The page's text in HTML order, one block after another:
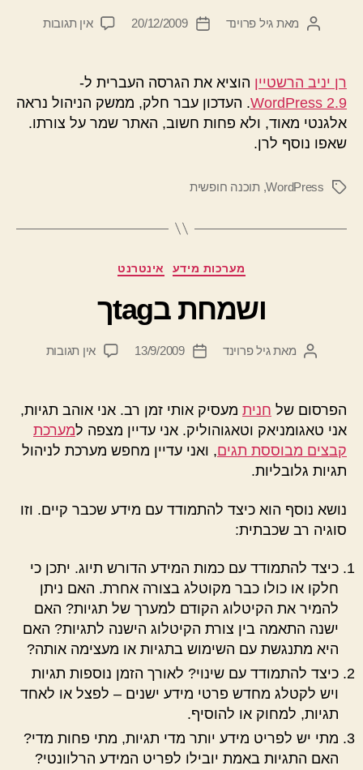
המחבר
מאת גיל פרוינד
תאריך20/12/2009 אין תגובותעל
רן יניב הרשטיין הוציא את הגרסה העברית ל-
WordPress 2.9. העדכון עבר חלק, ממשק הניהול נראה
אלגנטי מאוד, ולא פחות חשוב, האתר שמר על צורתו.
שאפו נוסף לרן.
תגיותWordPress
, תוכנה חופשית
קטגוריותמערכות מידע אינטרנט
ושמחת בtagך
המחבר
מאתגיל פרוינד
תאריך13/9/2009 אין תגובותעל
הפרסום של חנית מעסיק אותי זמן רב. אני אוהב תגיות,
אני טאגומניאק וטאגוהוליק. אני עדיין מצפה למערכת
קבצים מבוססת תגים, ואני עדיין מחפש מערכת לניהול
תגיות גלובליות.
נושא נוסף הוא כיצד להתמודד עם מידע שכבר קיים. וזו
סוגיה רב שכבתית:
כיצד להתמודד עם כמות המידע הדורש תיוג. יתכן כי
חלקו או כולו כבר מקוטלג בצורה אחרת. האם ניתן
להמיר את הקיטלוג הקודם למערך של תגיות? האם
ישנה התאמה בין צורת הקיטלוג הישנה לתגיות? האם
היא מתנגשת עם השימוש בתגיות או מעצימה אותה?
כיצד להתמודד עם שינוי? לאורך הזמן נוספות תגיות
ויש לקטלג מחדש פרטי מידע ישנים – לפצל או לאחד
תגיות, למחוק או להוסיף.
מתי יש לפריט מידע יותר מדי תגיות, מתי פחות מדי?
האם התגיות באמת יובילו לפריט המידע הרלוונטי?